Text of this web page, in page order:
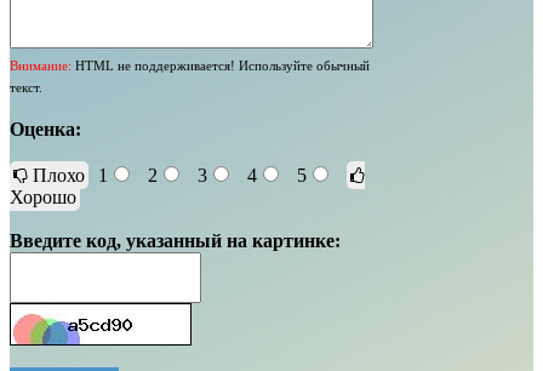
Внимание: HTML не поддерживается! Используйте обычный
текст.
Оценка:
Плохо 1 2 3 4
5
Хорошо
Введите код, указанный на картинке: